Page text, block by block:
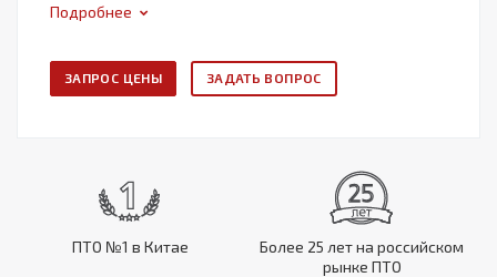
Подробнее
ЗАПРОС ЦЕНЫ ЗАДАТЬ ВОПРОС
ПТО №1 в Китае
Более 25 лет на российском
рынке ПТО